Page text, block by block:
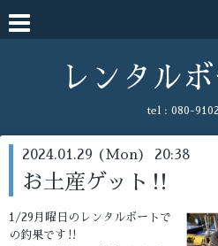
レンタル
tel : 080-
2024.01.29 (Mon) 20:38
お土産ゲット‼️
1/29月曜日のレンタルボートで
の釣果です‼️